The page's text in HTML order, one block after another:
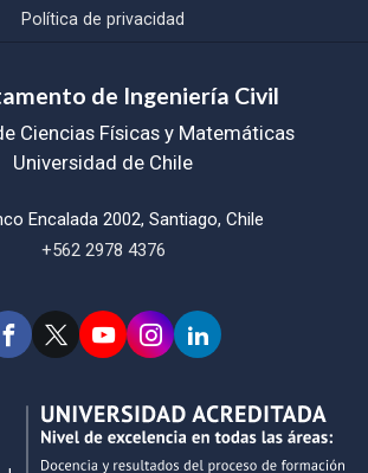
Política de privacidad
de Ingeniería Civil
Ciencias Físicas y Matemáticas
Universidad de Chile
Encalada 2002, Santiago, Chile
+562 2978 4376